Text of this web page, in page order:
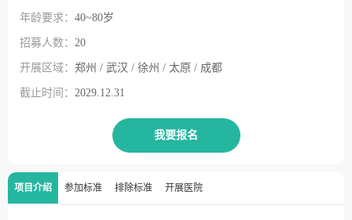
年龄要求： 40~80岁
招募人数： 20
开展区域： 郑州 / 武汉 / 徐州 / 太原 / 成都
截止时间： 2029.12.31
我要报名
项目介绍 参加标准 排除标准 开展医院